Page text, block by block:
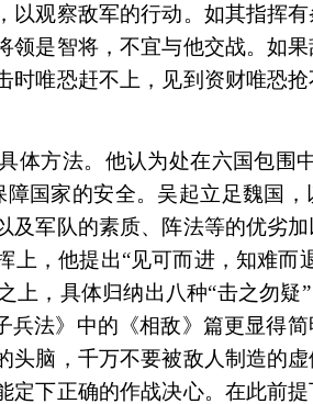
观察敌军的行动。如其指挥
领是智将，不宜与他交战。如
唯恐赶不上，见到资财唯恐
体方法。他认为处在六国包围
国家的安全。吴起立足魏国
军队的素质、阵法等的优劣
，他提出“见可而进，知难而
，具体归纳出八种“击之勿疑
法》中的《相敌》篇更显得简
脑，千万不要被敌人制造的
下正确的作战决心。在此前